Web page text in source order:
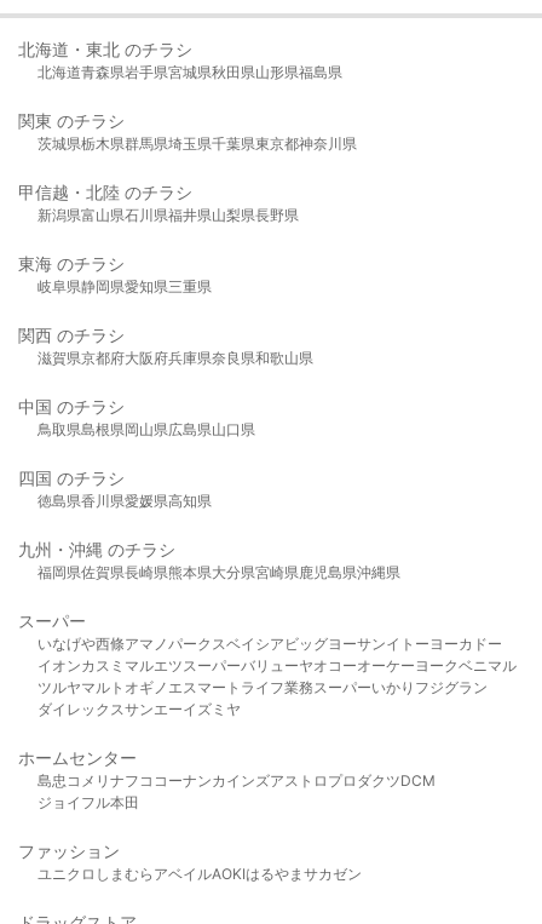
北海道・東北 のチラシ
北海道青森県岩手県宮城県秋田県山形県福島県
関東 のチラシ
茨城県栃木県群馬県埼玉県千葉県東京都神奈川県
甲信越・北陸 のチラシ
新潟県富山県石川県福井県山梨県長野県
東海 のチラシ
岐阜県静岡県愛知県三重県
関西 のチラシ
滋賀県京都府大阪府兵庫県奈良県和歌山県
中国 のチラシ
鳥取県島根県岡山県広島県山口県
四国 のチラシ
徳島県香川県愛媛県高知県
九州・沖縄 のチラシ
福岡県佐賀県長崎県熊本県大分県宮崎県鹿児島県沖縄県
スーパー
いなげや西條アマノパークスベイシア ビッグヨーサンイトーヨーカドー
イオンカスミ マルエツスーパーバリューヤオコーオーケー ヨークベニマル
ツルヤマルト オギノ エスマート ライフ業務スーパーいかり フジグラン
ダイレックスサンエーイズミヤ
ホームセンター
島忠 コメリ ナフコ コーナンカインズアストロプロダクツDCM
ジョイフル本田
ファッション
ユニクロ しまむら アベイルAOKIはるやま サカゼン